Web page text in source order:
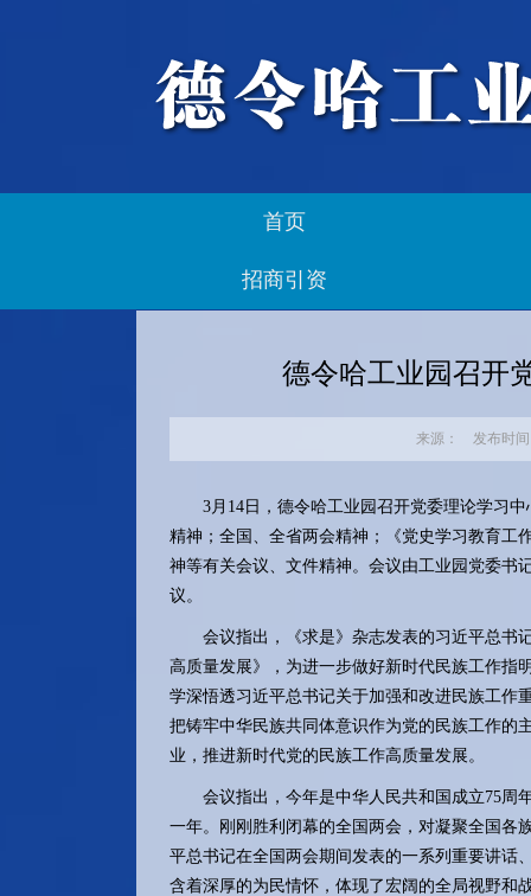
首页
招商引资
德令哈工业园召开
来源： 发布时间
3月14日，德令哈工业园召开党委理论学习中
精神；全国、全省两会精神；《党史学习教育工
神等有关会议、文件精神。会议由工业园党委书
议。
会议指出，《求是》杂志发表的习近平总书
高质量发展》，为进一步做好新时代民族工作指
学深悟透习近平总书记关于加强和改进民族工作
把铸牢中华民族共同体意识作为党的民族工作的
业，推进新时代党的民族工作高质量发展。
会议指出，今年是中华人民共和国成立75周年
一年。刚刚胜利闭幕的全国两会，对凝聚全国各
平总书记在全国两会期间发表的一系列重要讲话
含着深厚的为民情怀，体现了宏阔的全局视野和